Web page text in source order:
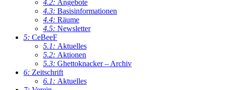
4.2: Angebote
4.3: Basisinformationen
4.4: Räume
4.5: Newsletter
5: CeBeeF
5.1: Aktuelles
5.2: Aktionen
5.3: Ghettoknacker – Archiv
6: Zeitschrift
6.1: Aktuelles